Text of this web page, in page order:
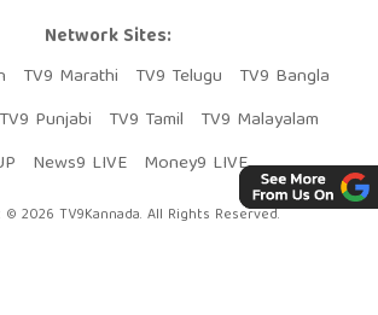
Network Sites:
TV9 Marathi TV9 Telugu
TV9 Bangla
TV9 Punjabi TV9 Tamil
TV9 Malayalam
News9 LIVE Money9 LIVE
2026 TV9Kannada. All Rights Reserved.